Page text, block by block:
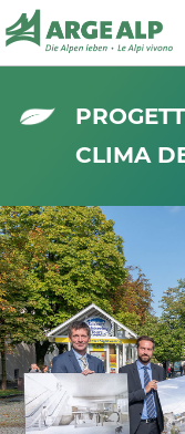
CLIMA